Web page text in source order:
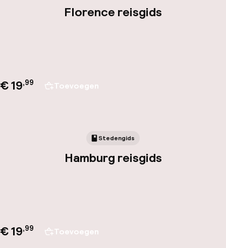
Florence reisgids
€ 19,99 Toevoegen
Stedengids
Hamburg reisgids
€ 19,99 Toevoegen